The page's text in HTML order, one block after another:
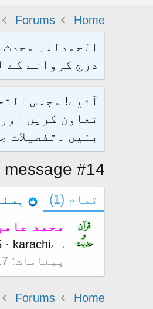
Home
Forums
درج کروانے کے
آئیے! مجلس
تعاون کریں
بنیں ۔تفصیلات
#14
تمام (1)
محمد
· karachiسے
پیغامات
Home
Forums